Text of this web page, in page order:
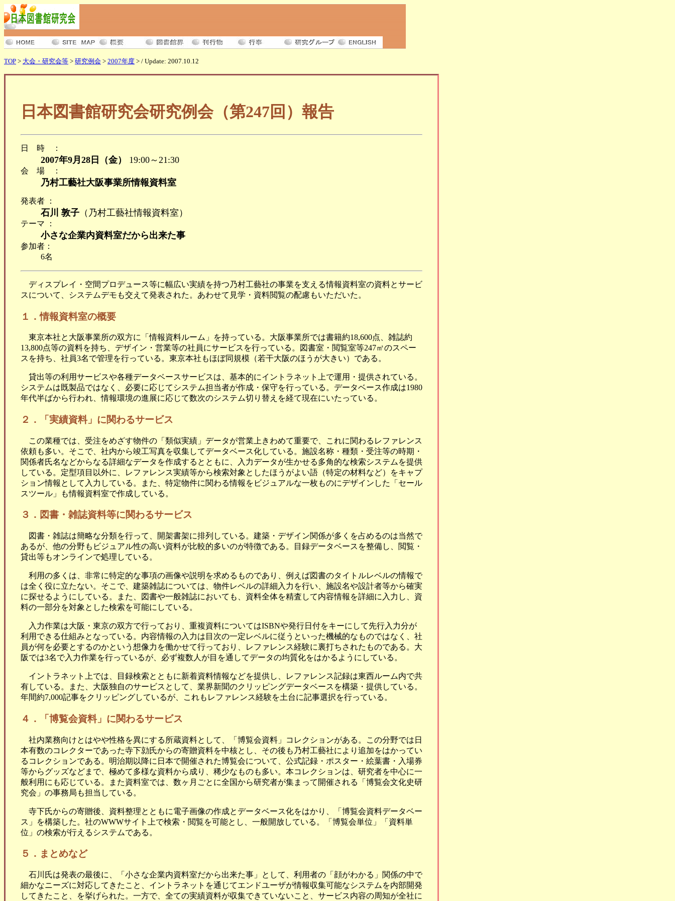
TOP > 大会・研究会等 > 研究例会 > 2007年度 > / Update: 2007.10.12
日本図書館研究会研究例会（第247回）報告
日時：
2007年9月28日（金） 19:00～21:30
会場：
乃村工藝社大阪事業所情報資料室
発表者 ：
石川 敦子 （乃村工藝社情報資料室）
テーマ ：
小さな企業内資料室だから出来た事
参加者：
6名
ディスプレイ・空間プロデュース等に幅広い実績を持つ乃村工藝社の事業を支える情報資料室の資料とサービ
スについて、システムデモも交えて発表された。あわせて見学・資料閲覧の配慮もいただいた。
１．情報資料室の概要
東京本社と大阪事業所の双方に「情報資料ルーム」を持っている。大阪事業所では書籍約18,600点、雑誌約
13,800点等の資料を持ち、デザイン・営業等の社員にサービスを行っている。図書室・閲覧室等247㎡のスペー
スを持ち、社員3名で管理を行っている。東京本社もほぼ同規模（若干大阪のほうが大きい）である。
貸出等の利用サービスや各種データベースサービスは、基本的にイントラネット上で運用・提供されている。
システムは既製品ではなく、必要に応じてシステム担当者が作成・保守を行っている。データベース作成は1980
年代半ばから行われ、情報環境の進展に応じて数次のシステム切り替えを経て現在にいたっている。
２．「実績資料」に関わるサービス
この業種では、受注をめざす物件の「類似実績」データが営業上きわめて重要で、これに関わるレファレンス
依頼も多い。そこで、社内から竣工写真を収集してデータベース化している。施設名称・種類・受注等の時期・
関係者氏名などからなる詳細なデータを作成するとともに、入力データが生かせる多角的な検索システムを提供
している。定型項目以外に、レファレンス実績等から検索対象としたほうがよい語（特定の材料など）をキャプ
ション情報として入力している。また、特定物件に関わる情報をビジュアルな一枚ものにデザインした「セール
スツール」も情報資料室で作成している。
３．図書・雑誌資料等に関わるサービス
図書・雑誌は簡略な分類を行って、開架書架に排列している。建築・デザイン関係が多くを占めるのは当然で
あるが、他の分野もビジュアル性の高い資料が比較的多いのが特徴である。目録データベースを整備し、閲覧・
貸出等もオンラインで処理している。
利用の多くは、非常に特定的な事項の画像や説明を求めるものであり、例えば図書のタイトルレベルの情報で
は全く役に立たない。そこで、建築雑誌については、物件レベルの詳細入力を行い、施設名や設計者等から確実
に探せるようにしている。また、図書や一般雑誌においても、資料全体を精査して内容情報を詳細に入力し、資
料の一部分を対象とした検索を可能にしている。
入力作業は大阪・東京の双方で行っており、重複資料についてはISBNや発行日付をキーにして先行入力分が
利用できる仕組みとなっている。内容情報の入力は目次の一定レベルに従うといった機械的なものではなく、社
員が何を必要とするのかという想像力を働かせて行っており、レファレンス経験に裏打ちされたものである。大
阪では3名で入力作業を行っているが、必ず複数人が目を通してデータの均質化をはかるようにしている。
イントラネット上では、目録検索とともに新着資料情報などを提供し、レファレンス記録は東西ルーム内で共
有している。また、大阪独自のサービスとして、業界新聞のクリッピングデータベースを構築・提供している。
年間約7,000記事をクリッピングしているが、これもレファレンス経験を土台に記事選択を行っている。
４．「博覧会資料」に関わるサービス
社内業務向けとはやや性格を異にする所蔵資料として、「博覧会資料」コレクションがある。この分野では日
本有数のコレクターであった寺下勍氏からの寄贈資料を中核とし、その後も乃村工藝社により追加をはかってい
るコレクションである。明治期以降に日本で開催された博覧会について、公式記録・ポスター・絵葉書・入場券
等からグッズなどまで、極めて多様な資料から成り、稀少なものも多い。本コレクションは、研究者を中心に一
般利用にも応じている。また資料室では、数ヶ月ごとに全国から研究者が集まって開催される「博覧会文化史研
究会」の事務局も担当している。
寺下氏からの寄贈後、資料整理とともに電子画像の作成とデータベース化をはかり、「博覧会資料データベー
ス」を構築した。社のWWWサイト上で検索・閲覧を可能とし、一般開放している。「博覧会単位」「資料単
位」の検索が行えるシステムである。
５．まとめなど
石川氏は発表の最後に、「小さな企業内資料室だから出来た事」として、利用者の「顔がわかる」関係の中で
細かなニーズに対応してきたこと、イントラネットを通じてエンドユーザが情報収集可能なシステムを内部開発
してきたこと、を挙げられた。一方で、全ての実績資料が収集できていないこと、サービス内容の周知が全社に